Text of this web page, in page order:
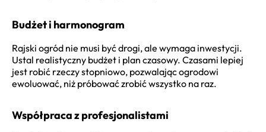
Budżet i harmonogram
Rajski ogród nie musi być drogi, ale wymaga inwestycji.
Ustal realistyczny budżet i plan czasowy. Czasami lepiej
jest robić rzeczy stopniowo, pozwalając ogrodowi
ewoluować, niż próbować zrobić wszystko na raz.
Współpraca z profesjonalistami